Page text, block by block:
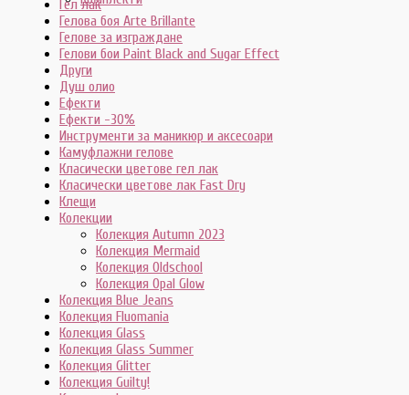
Гел лак
Гелова боя Arte Brillante
Гелове за изграждане
Гелови бои Paint Black and Sugar Effect
Други
Душ олио
Ефекти
Ефекти -30%
Инструменти за маникюр и аксесоари
Камуфлажни гелове
Класически цветове гел лак
Класически цветове лак Fast Dry
Клещи
Колекции
Колекция Autumn 2023
Колекция Mermaid
Колекция Oldschool
Колекция Opal Glow
Колекция Blue Jeans
Колекция Fluomania
Колекция Glass
Колекция Glass Summer
Колекция Glitter
Колекция Guilty!